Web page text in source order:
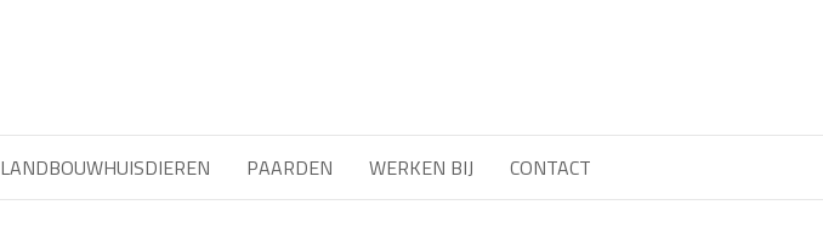
LANDBOUWHUISDIEREN PAARDEN WERKEN BIJ CONTACT